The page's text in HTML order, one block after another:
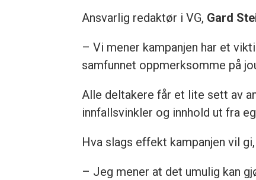
Ansvarlig redaktør i VG, Gard
– Vi mener kampanjen har et
samfunnet oppmerksomme på
Alle deltakere får et lite sett av
innfallsvinkler og innhold ut fra
Hva slags effekt kampanjen vil
– Jeg mener at det umulig kan